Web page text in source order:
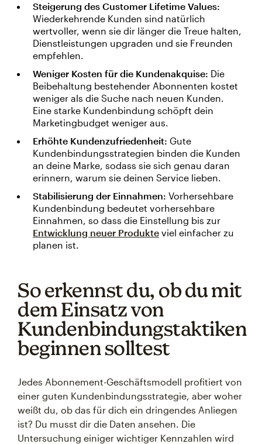
Steigerung des Customer Lifetime Values:
Wiederkehrende Kunden sind natürlich
wertvoller, wenn sie dir länger die Treue halten,
Dienstleistungen upgraden und sie Freunden
empfehlen.
Weniger Kosten für die Kundenakquise: Die
Beibehaltung bestehender Abonnenten kostet
weniger als die Suche nach neuen Kunden.
Eine starke Kundenbindung schöpft dein
Marketingbudget weniger aus.
Erhöhte Kundenzufriedenheit: Gute
Kundenbindungsstrategien binden die Kunden
an deine Marke, sodass sie sich genau daran
erinnern, warum sie deinen Service lieben.
Stabilisierung der Einnahmen: Vorhersehbare
Kundenbindung bedeutet vorhersehbare
Einnahmen, so dass die Einstellung bis zur
Entwicklung neuer Produkte viel einfacher zu
planen ist.
So erkennst du, ob du mit
dem Einsatz von
Kundenbindungstaktiken
beginnen solltest
Jedes Abonnement-Geschäftsmodell profitiert von
einer guten Kundenbindungsstrategie, aber woher
weißt du, ob das für dich ein dringendes Anliegen
ist? Du musst dir die Daten ansehen. Die
Untersuchung einiger wichtiger Kennzahlen wird